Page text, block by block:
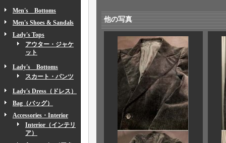
Men's Bottoms
Men's Shoes & Sandals
Lady's Tops
アウター・ジャケ
ット
Lady's Bottoms
スカート・パンツ
Lady's Dress（ドレス）
Bag（バッグ）
Accessories・Interior
Interior（インテリ
ア）
他の写真